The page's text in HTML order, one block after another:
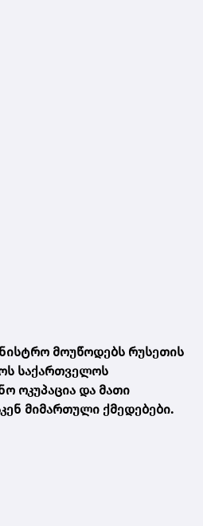
მოუწოდებს რუსეთის
საქართველოს
ოკუპაცია და მათი
მიმართული ქმედებები.